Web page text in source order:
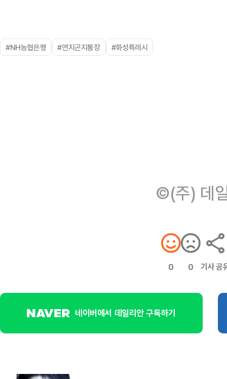
#NH농협은행 #연지곤지통장 #화성특례시
©(주) 데
0 0 기사 공
네이버에서 데일리안 구독하기